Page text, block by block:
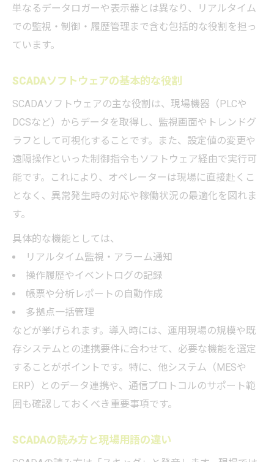
単なるデータロガーや表示器とは異なり、リアルタイム
での監視・制御・履歴管理まで含む包括的な役割を担っ
ています。
SCADAソフトウェアの基本的な役割
SCADAソフトウェアの主な役割は、現場機器（PLCや
DCSなど）からデータを取得し、監視画面やトレンドグ
ラフとして可視化することです。また、設定値の変更や
遠隔操作といった制御指令もソフトウェア経由で実行可
能です。これにより、オペレーターは現場に直接赴くこ
となく、異常発生時の対応や稼働状況の最適化を図れま
す。
具体的な機能としては、
リアルタイム監視・アラーム通知
操作履歴やイベントログの記録
帳票や分析レポートの自動作成
多拠点一括管理
などが挙げられます。導入時には、運用現場の規模や既
存システムとの連携要件に合わせて、必要な機能を選定
することがポイントです。特に、他システム（MESや
ERP）とのデータ連携や、通信プロトコルのサポート範
囲も確認しておくべき重要事項です。
SCADAの読み方と現場用語の違い